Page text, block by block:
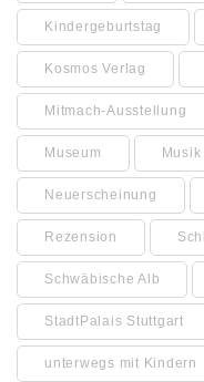
Kindergeburtstag
Kosmos Verlag
Mitmach-Ausstellung
Museum Musik
Neuerscheinung
Rezension
Schwäbische Alb
StadtPalais Stuttgart
unterwegs mit Kindern